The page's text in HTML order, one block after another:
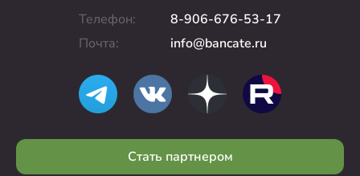
Телефон:
8-906-676-53-17
Почта:
info@bancate.ru
Стать партнером